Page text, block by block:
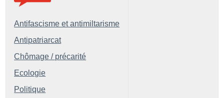
Antifascisme et antimiltarisme
Antipatriarcat
Chômage / précarité
Ecologie
Politique